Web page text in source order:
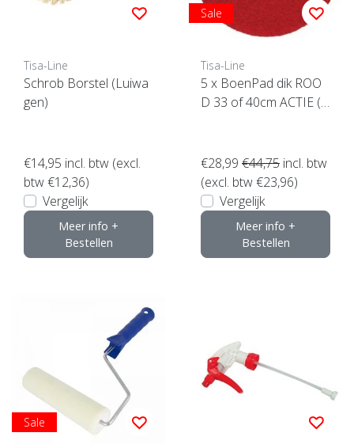
Tisa-Line
Schrob Borstel (Luiwa
gen)
€14,95 incl. btw (excl.
btw €12,36)
Vergelijk
Meer info +
Bestellen
Sale
Tisa-Line
5 x BoenPad dik ROO
D 33 of 40cm ACTIE (5
€28,99 €44,75 incl. btw
(excl. btw €23,96)
Vergelijk
Meer info +
Bestellen
Sale